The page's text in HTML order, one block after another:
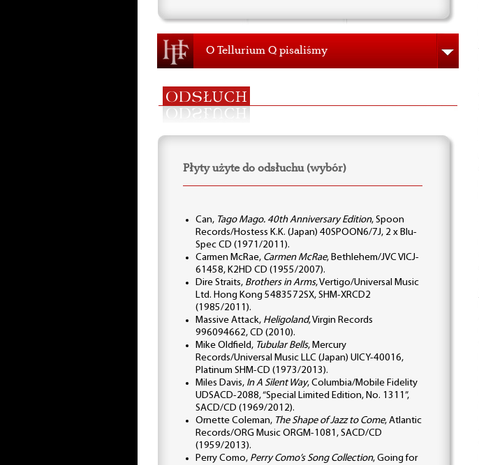
O Tellurium Q pisaliśmy
Płyty użyte do odsłuchu (wybór)
Can, Tago Mago. 40th Anniversary Edition, Spoon
Records/Hostess K.K. (Japan) 40SPOON6/7J, 2 x Blu-
Spec CD (1971/2011).
Carmen McRae, Carmen McRae, Bethlehem/JVC VICJ-
61458, K2HD CD (1955/2007).
Dire Straits, Brothers in Arms, Vertigo/Universal Music
Ltd. Hong Kong 5483572SX, SHM-XRCD2
(1985/2011).
Massive Attack, Heligoland, Virgin Records
996094662, CD (2010).
Mike Oldfield, Tubular Bells, Mercury
Records/Universal Music LLC (Japan) UICY-40016,
Platinum SHM-CD (1973/2013).
Miles Davis, In A Silent Way, Columbia/Mobile Fidelity
UDSACD-2088, “Special Limited Edition, No. 1311”,
SACD/CD (1969/2012).
Ornette Coleman, The Shape of Jazz to Come, Atlantic
Records/ORG Music ORGM-1081, SACD/CD
(1959/2013).
Perry Como, Perry Como’s Song Collection, Going for